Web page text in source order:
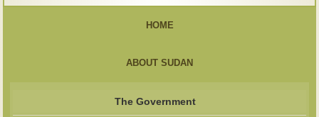
HOME
ABOUT SUDAN
The Government